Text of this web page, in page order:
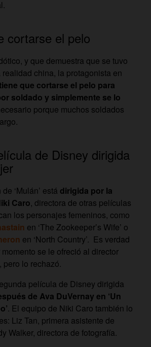
cortarse el pelo
y que demuestra que se tuvo
china, la protagonista en
que cortarse el pelo para
soldado y simplemente se lo
porque muchos soldados
de Disney dirigida
‘Mulán’ está dirigida por la
Caro, directora de otras películas
los personajes femeninos, como
en ‘The Zookeeper’s Wife’ o
en ‘North Country’. Es verdad
se le ofreció al director
pero lo rechazó.
película de Disney dirigida
de Ava DuVernay en ‘Un
. El equipo de Niki Caro también lo
​Liz Tan, primera asistente de
Walker, directora de fotografía.